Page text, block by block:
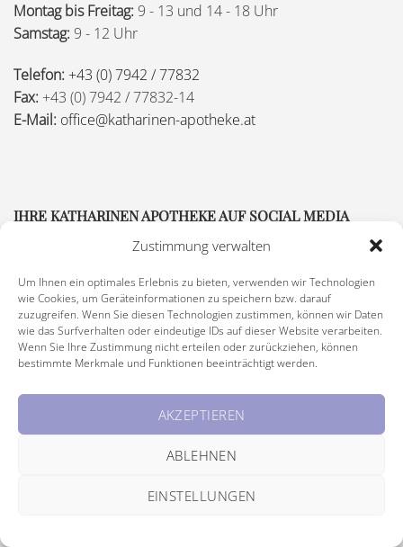
Zustimmung verwalten
Um Ihnen ein optimales Erlebnis zu bieten, verwenden wir Technologien
wie Cookies, um Geräteinformationen zu speichern bzw. darauf
zuzugreifen. Wenn Sie diesen Technologien zustimmen, können wir Daten
wie das Surfverhalten oder eindeutige IDs auf dieser Website verarbeiten.
Wenn Sie Ihre Zustimmung nicht erteilen oder zurückziehen, können
bestimmte Merkmale und Funktionen beeinträchtigt werden.
AKZEPTIEREN
ABLEHNEN
EINSTELLUNGEN
Montag bis Freitag: 9 - 13 und 14 - 18 Uhr
Samstag: 9 - 12 Uhr
Telefon: +43 (0) 7942 / 77832
Fax: +43 (0) 7942 / 77832-14
E-Mail: office@katharinen-apotheke.at
IHRE KATHARINEN APOTHEKE AUF SOCIAL MEDIA
Barrierefreiheitserklärung